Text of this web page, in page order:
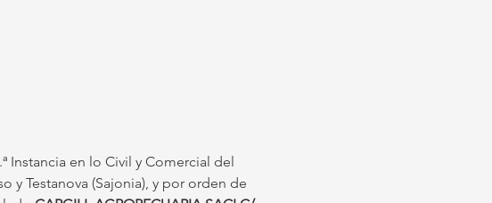
Instancia en lo Civil y Comercial del
y Testanova (Sajonia), y por orden de